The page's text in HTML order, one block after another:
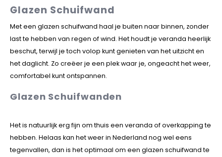
Glazen Schuifwand
Met een glazen schuifwand haal je buiten naar binnen, zonder
last te hebben van regen of wind. Het houdt je veranda heerlijk
beschut, terwijl je toch volop kunt genieten van het uitzicht en
het daglicht. Zo creëer je een plek waar je, ongeacht het weer,
comfortabel kunt ontspannen.
Glazen Schuifwanden
Het is natuurlijk erg fijn om thuis een veranda of overkapping te
hebben. Helaas kan het weer in Nederland nog wel eens
tegenvallen, dan is het optimaal om een glazen schuifwand te